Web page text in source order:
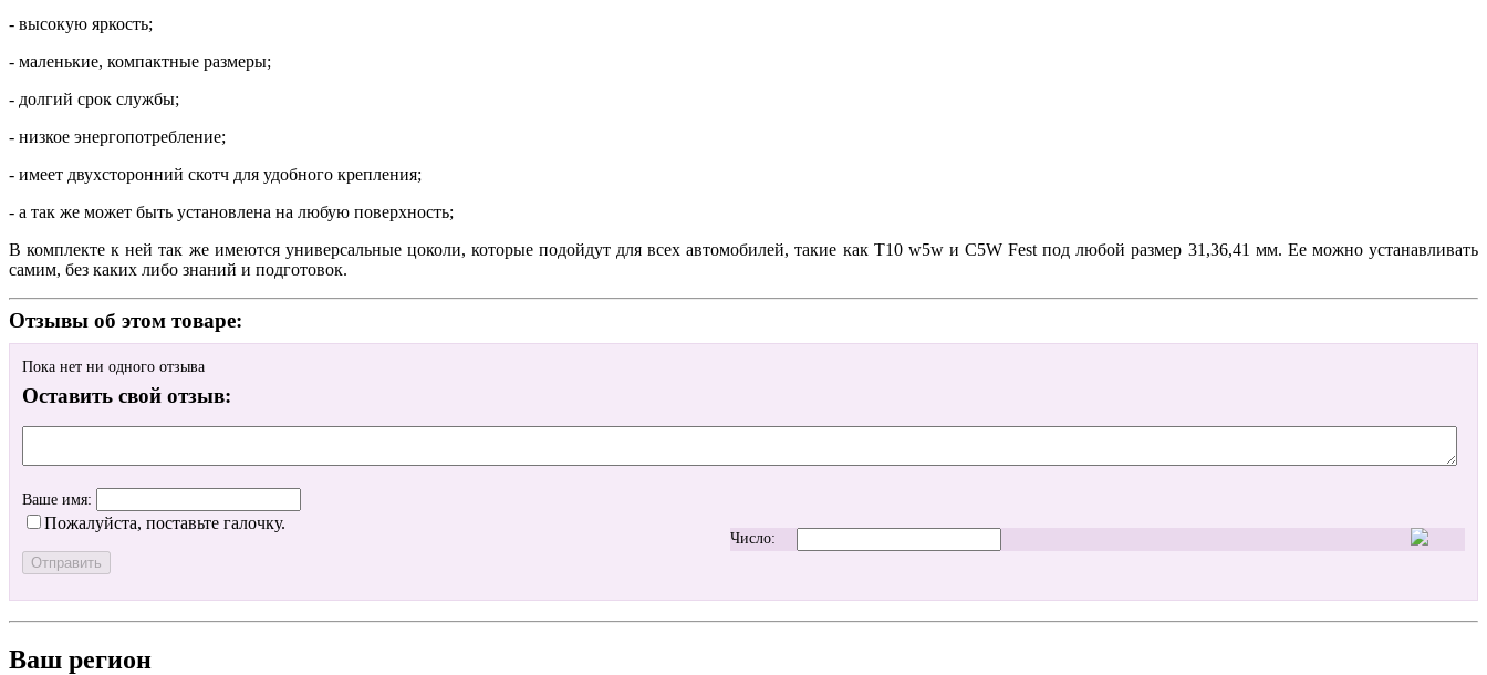
- высокую яркость;
- маленькие, компактные размеры;
- долгий срок службы;
- низкое энергопотребление;
- имеет двухсторонний скотч для удобного крепления;
- а так же может быть установлена на любую поверхность;
В комплекте к ней так же имеются универсальные цоколи, которые подойдут для всех автомобилей, такие как Т10 w5w и С5W Fest под любой размер 31,36,41 мм. Ее можно устанавливать
самим, без каких либо знаний и подготовок.
Отзывы об этом товаре:
Пока нет ни одного отзыва
Оставить свой отзыв:
Ваше имя:
Пожалуйста, поставьте галочку.
Число:
Ваш регион